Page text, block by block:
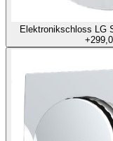
Elektronikschloss LG
+